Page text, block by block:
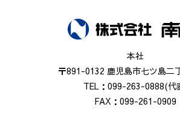
本社
〒891-0132 鹿児島市七ツ島二
TEL：099-263-0888(代
FAX：099-261-0909